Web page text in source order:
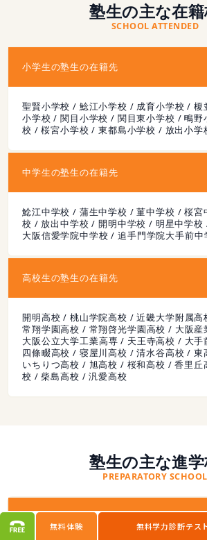
塾生の主な在
SCHOOL ATTENDED
小学生の塾生の在籍先
聖賢小学校 / 鯰江小学校 / 成育小学校 / 榎
小学校 / 関目小学校 / 関目東小学校 / 鴫野
校 / 桜宮小学校 / 東都島小学校 / 放出小学
中学生の塾生の在籍先
鯰江中学校 / 蒲生中学校 / 菫中学校 / 桜宮
校 / 放出中学校 / 開明中学校 / 明星中学
大阪信愛学院中学校 / 追手門学院大手前中
高校生の塾生の在籍先
開明高校 / 桃山学院高校 / 近畿大学附属
常翔学園高校 / 常翔啓光学園高校 / 大阪
大阪公立大学工業高専 / 天王寺高校 / 大
四條畷高校 / 寝屋川高校 / 清水谷高校 /
いちりつ高校 / 旭高校 / 桜和高校 / 香里丘
校 / 柴島高校 / 汎愛高校
塾生の主な進
PREPARATORY SCHOOL
中学進学先
無料体験 無料学力診断テス